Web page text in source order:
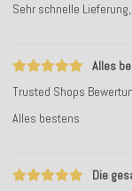
Sehr schnelle
Alles
Trusted Shops
Alles bestens
Die